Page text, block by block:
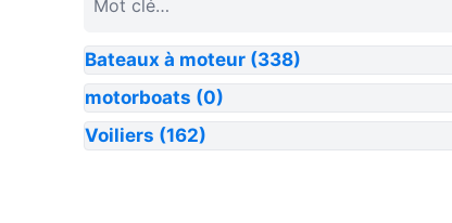
Bateaux à moteur (338)
motorboats (0)
Voiliers (162)